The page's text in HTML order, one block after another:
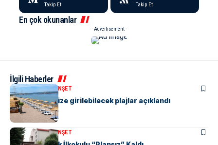
Takip Et Takip Et
En çok okunanlar
- Advertisement -
İlgili Haberler
KENT GÜNDEMI MANŞET
Yalova’da denize girilebilecek plajlar açıklandı
KENT GÜNDEMIMANŞET